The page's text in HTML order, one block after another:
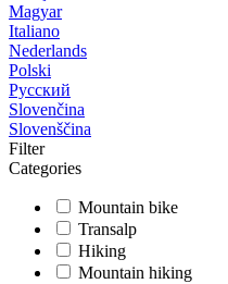
Magyar
Italiano
Nederlands
Polski
Русский
Slovenčina
Slovenščina
Filter
Categories
Mountain bike
Transalp
Hiking
Mountain hiking